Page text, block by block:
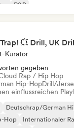
R&B
Kurator
gegeben
Rap / Hip Hop
Hip-HopDrill/
einflussreichen
Deutschrap/German
Hop
Internationaler